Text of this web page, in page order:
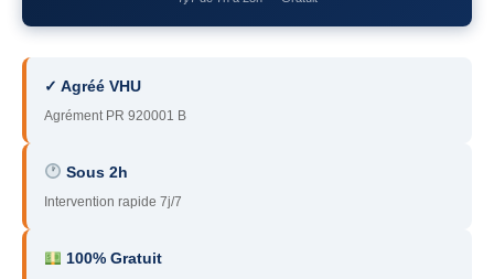
78– Yvelines
93– Seine-Saint-Denis
95– Val d’Oise
91 – Essonne
✓ Agréé VHU
Agrément PR 920001 B
Sous 2h
Intervention rapide 7j/7
100% Gratuit